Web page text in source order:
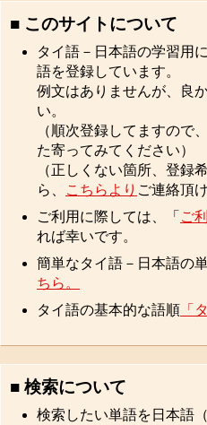
■ このサイトについて
タイ語－日本語の学習用
語を登録しています。
例文はありませんが、良
い。
（順次登録してますので
た寄ってみてください）
（正しくない箇所、登録
ら、
こちらより ご連絡頂
ご利用に際しては、「 ご
れば幸いです。
簡単なタイ語－日本語の
ちら。
タイ語の基本的な語順 「
■ 検索について
検索したい単語を日本語